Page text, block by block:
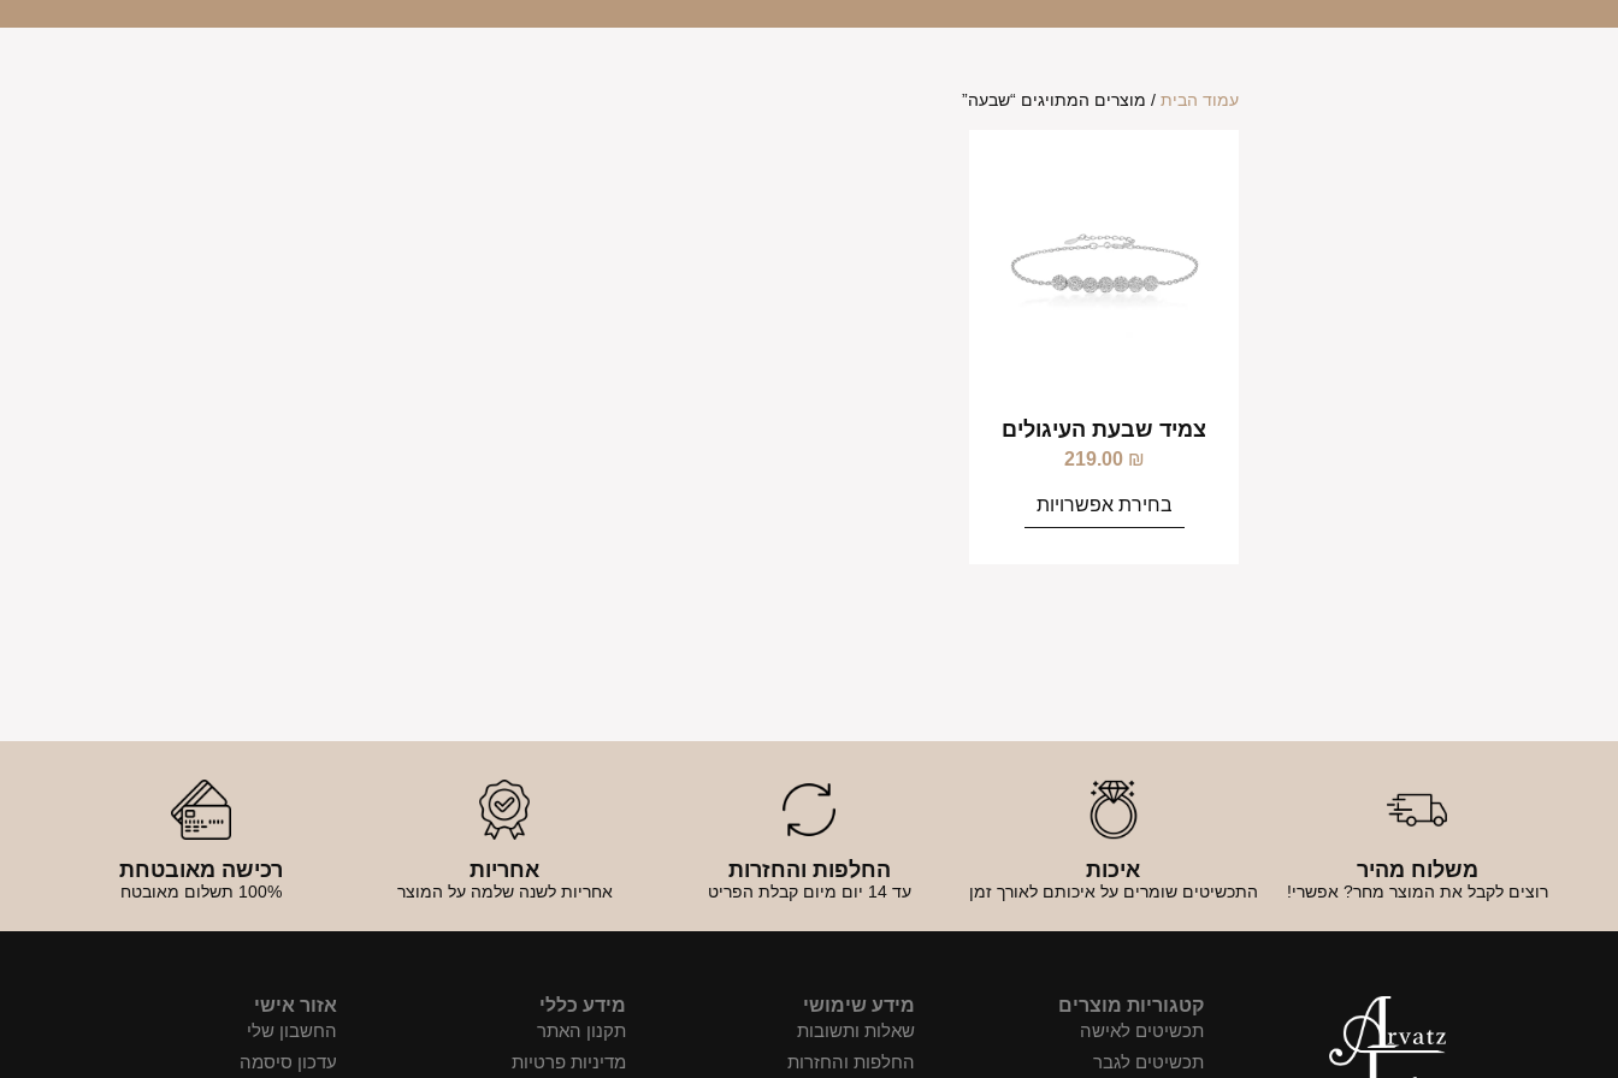
עמוד הבית/ מוצרים המתויגים “שבעה”
צמיד שבעת העיגולים
219.00 ₪
בחירת אפשרויות
משלוח מהיר
רוצים לקבל את המוצר מחר? אפשרי!
איכות
התכשיטים שומרים על איכותם לאורך זמן
החלפות והחזרות
עד 14 יום מיום קבלת הפריט
אחריות
אחריות לשנה שלמה על המוצר
רכישה מאובטחת
100% תשלום מאובטח
קטגוריות מוצרים
תכשיטים לאישה
תכשיטים לגבר
מידע שימושי
שאלות ותשובות
החלפות והחזרות
מידע כללי
תקנון האתר
מדיניות פרטיות
אזור אישי
החשבון שלי
עדכון סיסמה